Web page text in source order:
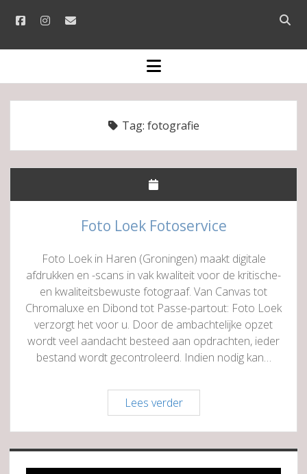
facebookinstagram
email
Open
bar
open
menu
Tag: fotografie
Foto Loek Fotoservice
Foto Loek in Haren (Groningen) maakt digitale
afdrukken en -scans in vak kwaliteit voor de kritische-
en kwaliteitsbewuste fotograaf. Van Canvas tot
Chromaluxe en Dibond tot Passe-partout: Foto Loek
verzorgt het voor u. Door de ambachtelijke opzet
wordt veel aandacht besteed aan opdrachten, ieder
bestand wordt gecontroleerd. Indien nodig kan…
Lees verderFoto
Loek
Fotoservice
Sidebar